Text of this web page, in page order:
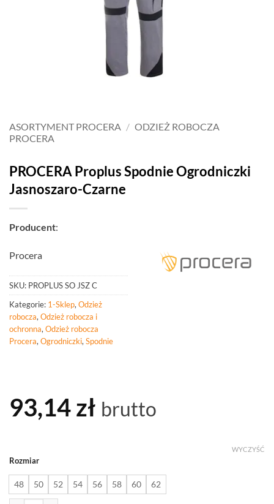
ASORTYMENT PROCERA / ODZIEŻ ROBOCZA
PROCERA
PROCERA Proplus Spodnie Ogrodniczki
Jasnoszaro-Czarne
Producent:
Procera
SKU: PROPLUS SO JSZ C
Kategorie: 1-Sklep, Odzież
robocza, Odzież robocza i
ochronna, Odzież robocza
Procera, Ogrodniczki, Spodnie
93,14zł brutto
Rozmiar
48 50 52 54 56 58 60 62
WYCZYŚĆ